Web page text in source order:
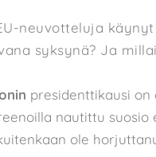
neuvotteluja
syksynä? Ja
presidenttikausi
nautittu
ole